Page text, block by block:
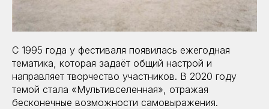
С 1995 года у фестиваля появилась ежегодная
тематика, которая задаёт общий настрой и
направляет творчество участников. В 2020 году
темой стала «Мультивселенная», отражая
бесконечные возможности самовыражения.